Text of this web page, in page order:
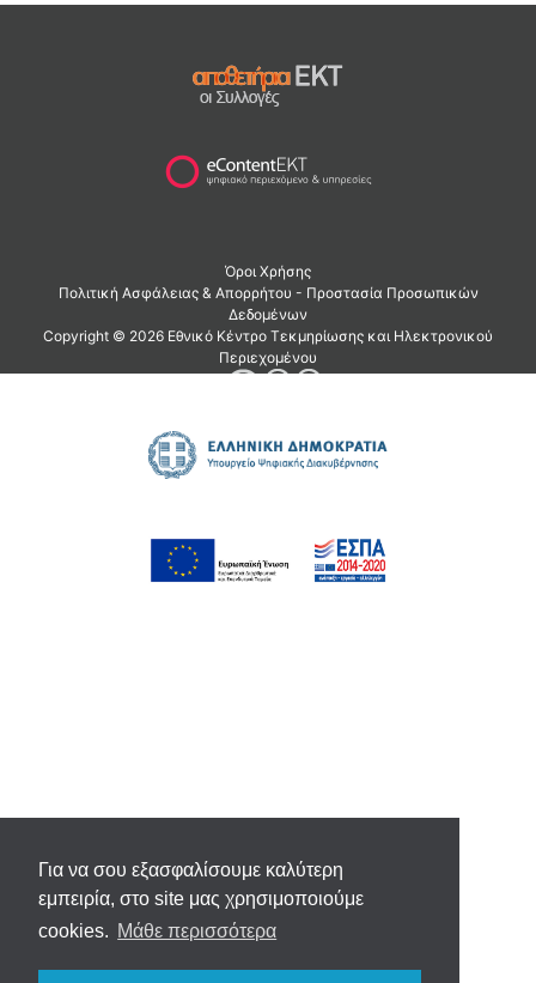
Για να σου εξασφαλίσουμε καλύτερη
εμπειρία, στο site μας χρησιμοποιούμε
cookies. Μάθε περισσότερα